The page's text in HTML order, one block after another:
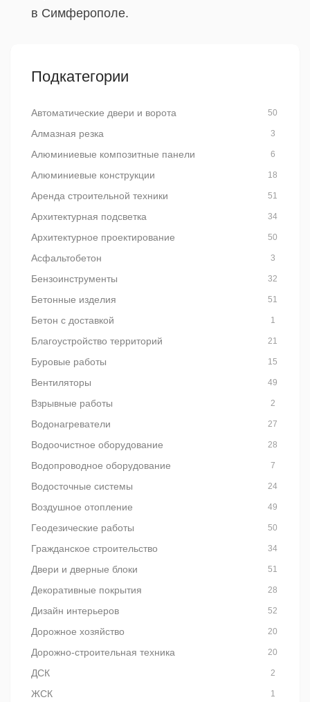
в Симферополе.
Подкатегории
Автоматические двери и ворота 50
Алмазная резка 3
Алюминиевые композитные панели 6
Алюминиевые конструкции 18
Аренда строительной техники 51
Архитектурная подсветка 34
Архитектурное проектирование 50
Асфальтобетон 3
Бензоинструменты 32
Бетонные изделия 51
Бетон с доставкой 1
Благоустройство территорий 21
Буровые работы 15
Вентиляторы 49
Взрывные работы 2
Водонагреватели 27
Водоочистное оборудование 28
Водопроводное оборудование 7
Водосточные системы 24
Воздушное отопление 49
Геодезические работы 50
Гражданское строительство 34
Двери и дверные блоки 51
Декоративные покрытия 28
Дизайн интерьеров 52
Дорожное хозяйство 20
Дорожно-строительная техника 20
ДСК 2
ЖСК 1